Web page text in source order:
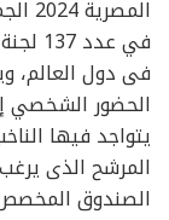
في
فى دول العالم،
الحضور الشخصي
يتواجد فيها
المرشح الذى
الصندوق